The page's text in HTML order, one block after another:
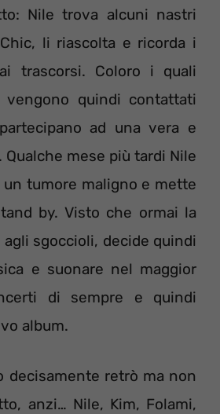
Nile trova alcuni nastri
li riascolta e ricorda i
trascorsi. Coloro i quali
vengono quindi contattati
ad una vera e
mese più tardi Nile
un tumore maligno e mette
by. Visto che ormai la
agli sgoccioli, decide quindi
e suonare nel maggior
di sempre e quindi
album.
decisamente retrò ma non
anzi… Nile, Kim, Folami,